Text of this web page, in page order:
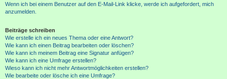
Wenn ich bei einem Benutzer auf den E-Mail-Link klicke, werde ich aufgefordert, mich
anzumelden.
Beiträge schreiben
Wie erstelle ich ein neues Thema oder eine Antwort?
Wie kann ich einen Beitrag bearbeiten oder löschen?
Wie kann ich meinem Beitrag eine Signatur anfügen?
Wie kann ich eine Umfrage erstellen?
Wieso kann ich nicht mehr Antwortmöglichkeiten erstellen?
Wie bearbeite oder lösche ich eine Umfrage?